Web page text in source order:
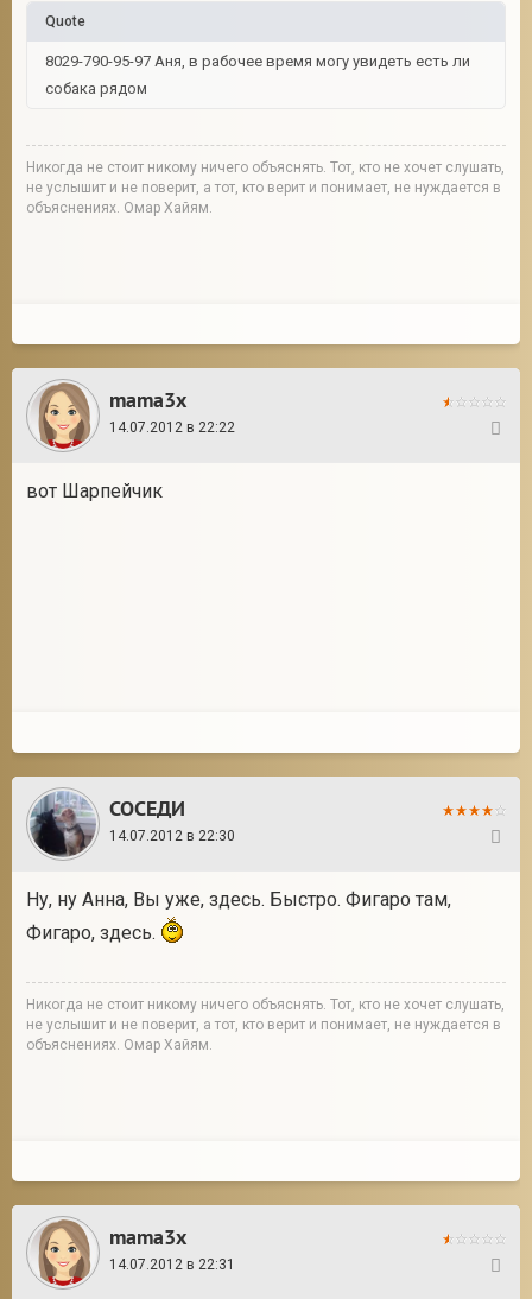
Quote
8029-790-95-97 Аня, в рабочее время могу увидеть есть ли
собака рядом
Никогда не стоит никому ничего объяснять. Тот, кто не хочет слушать,
не услышит и не поверит, а тот, кто верит и понимает, не нуждается в
объяснениях. Омар Хайям.
mama3x
14.07.2012 в 22:22
вот Шарпейчик
СОСЕДИ
14.07.2012 в 22:30
Ну, ну Анна, Вы уже, здесь. Быстро. Фигаро там,
Фигаро, здесь.
Никогда не стоит никому ничего объяснять. Тот, кто не хочет слушать,
не услышит и не поверит, а тот, кто верит и понимает, не нуждается в
объяснениях. Омар Хайям.
mama3x
14.07.2012 в 22:31